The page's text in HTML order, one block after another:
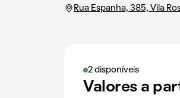
Rua Espanha, 385, Vila
2 disponíveis
Valores a